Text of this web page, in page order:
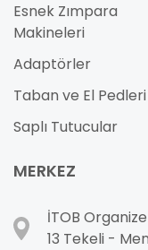
Esnek Zımpara
Makineleri
Adaptörler
Taban ve El Pedleri
Saplı Tutucular
MERKEZ
İTOB
13 Tekeli -